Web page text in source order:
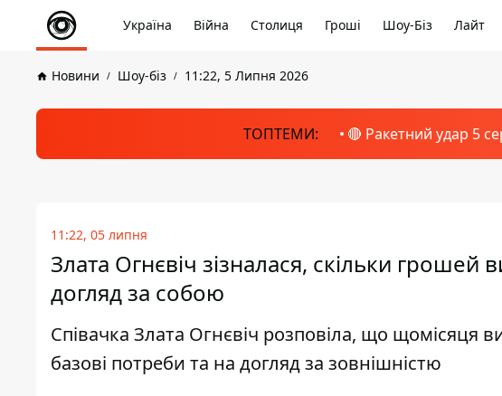
Україна Війна Столиця Гроші Шоу-Біз Лайт
Новини Шоу-біз 11:22, 5 Липня 2026
ТОПТЕМИ: 🔴 Ракетний удар 5
11:22, 05 липня
Злата Огнєвіч зізналася, скільки грошей
догляд за собою
Співачка Злата Огнєвіч розповіла, що щомісяця
базові потреби та на догляд за зовнішністю